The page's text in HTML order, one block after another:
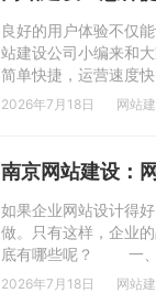
良好的用户体验不仅
站建设公司小编来和
简单快捷，运营速度
2026年7月18日 网站
南京网站建设：
如果企业网站设计得
做。只有这样，企业
底有哪些呢？ 一、
2026年7月18日 网站